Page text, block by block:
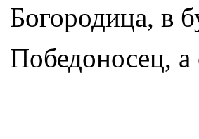
Богородица, в
Победоносец,